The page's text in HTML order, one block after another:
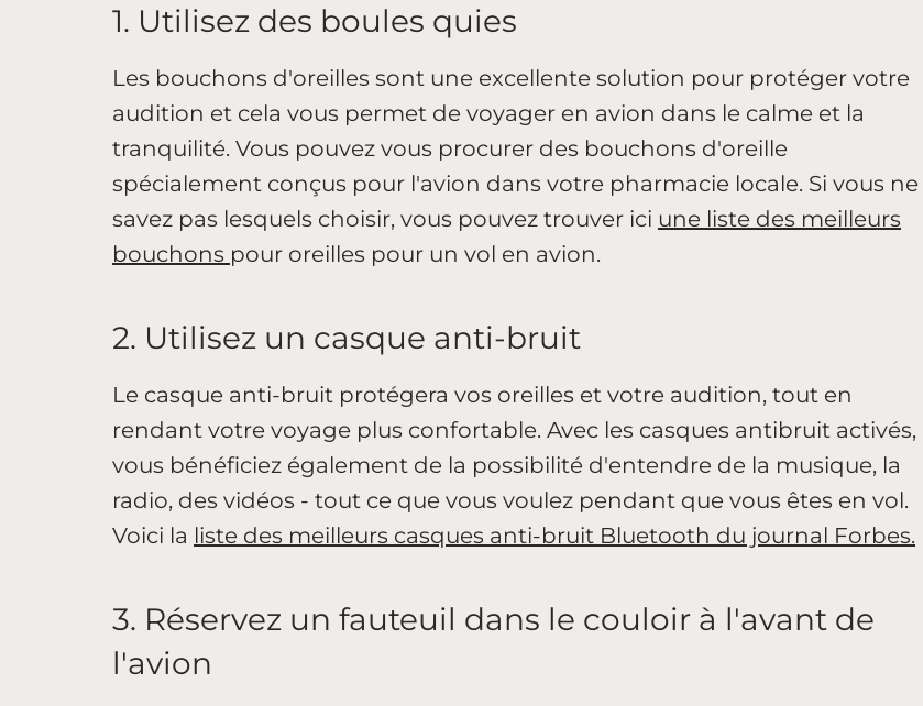
1. Utilisez des boules quies
Les bouchons d'oreilles sont une excellente solution pour protéger votre
audition et cela vous permet de voyager en avion dans le calme et la
tranquilité. Vous pouvez vous procurer des bouchons d'oreille
spécialement conçus pour l'avion dans votre pharmacie locale. Si vous ne
savez pas lesquels choisir, vous pouvez trouver ici une liste des meilleurs
bouchons pour oreilles pour un vol en avion.
2. Utilisez un casque anti-bruit
Le casque anti-bruit protégera vos oreilles et votre audition, tout en
rendant votre voyage plus confortable. Avec les casques antibruit activés,
vous bénéficiez également de la possibilité d'entendre de la musique, la
radio, des vidéos - tout ce que vous voulez pendant que vous êtes en vol.
Voici la liste des meilleurs casques anti-bruit Bluetooth du journal Forbes.
3. Réservez un fauteuil dans le couloir à l'avant de
l'avion